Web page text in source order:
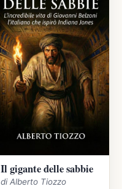
Il gigante delle sabbie
di Alberto Tiozzo